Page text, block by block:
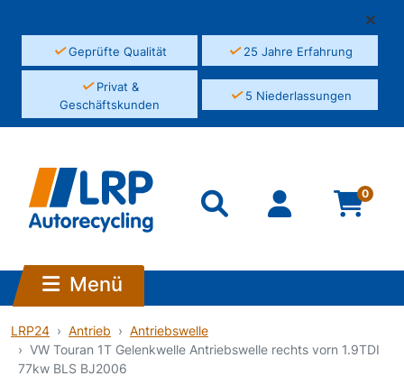
✓Geprüfte Qualität ✓25 Jahre Erfahrung
✓Privat &
Geschäftskunden
✓5 Niederlassungen
0
Menü
LRP24 Antrieb
Antriebswelle
VW Touran 1T Gelenkwelle Antriebswelle rechts vorn 1.9TDI
77kw BLS BJ2006